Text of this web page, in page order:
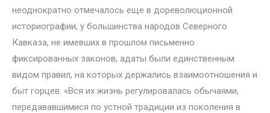
неоднократно отмечалось еще в дореволюционной
историографии, у большинства народов Северного
Кавказа, не имевших в прошлом письменно
фиксированных законов, адаты были единственным
видом правил, на которых держались взаимоотношения и
быт горцев. «Вся их жизнь регулировалась обычаями,
передававшимися по устной традиции из поколения в